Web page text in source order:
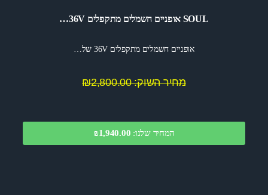
SOUL אופניים חשמלים מתקפלים 36V…
אופניים חשמלים מתקפלים 36V של…
מחיר השוק: ₪2,800.00
המחיר שלנו: ₪1,940.00